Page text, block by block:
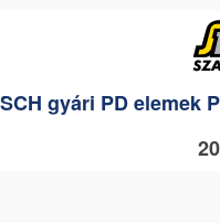
gyári PD elemek